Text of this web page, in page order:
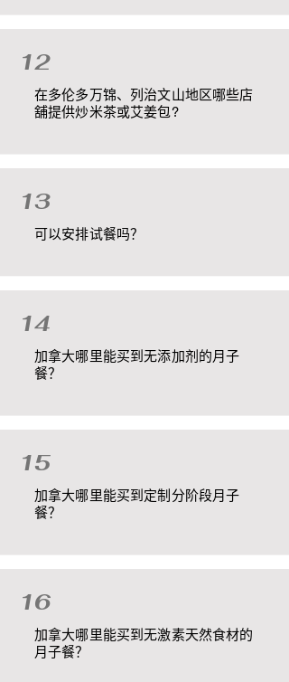
12
在多伦多万锦、列治文山地区哪些店
舖提供炒米茶或艾姜包?
13
可以安排试餐吗？
14
加拿大哪里能买到无添加剂的月子
餐？
15
加拿大哪里能买到定制分阶段月子
餐？
16
加拿大哪里能买到无激素天然食材的
月子餐？